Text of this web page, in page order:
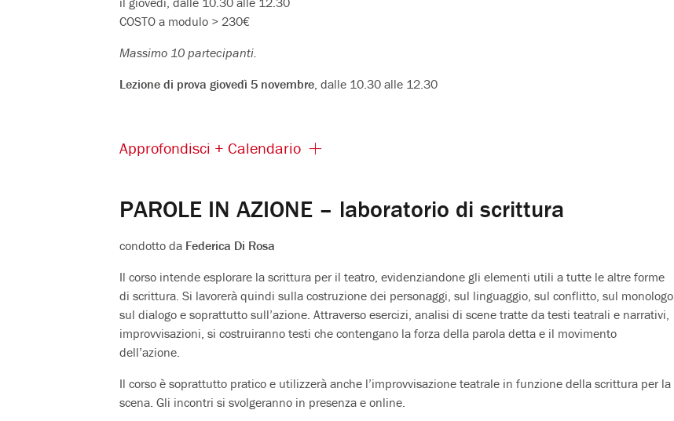
COSTO a modulo > 230€
Massimo 10 partecipanti.
Lezione di prova giovedì 5 novembre , dalle 10.30 alle 12.30
Approfondisci + Calendario
PAROLE IN AZIONE – laboratorio di scrittura
condotto da Federica Di Rosa
Il corso intende esplorare la scrittura per il teatro, evidenziandone gli elementi utili a tutte le altre forme
di scrittura. Si lavorerà quindi sulla costruzione dei personaggi, sul linguaggio, sul conflitto, sul monologo,
sul dialogo e soprattutto sull’azione. Attraverso esercizi, analisi di scene tratte da testi teatrali e narrativi,
improvvisazioni, si costruiranno testi che contengano la forza della parola detta e il movimento
dell’azione.
Il corso è soprattutto pratico e utilizzerà anche l’improvvisazione teatrale in funzione della scrittura per la
scena. Gli incontri si svolgeranno in presenza e online.